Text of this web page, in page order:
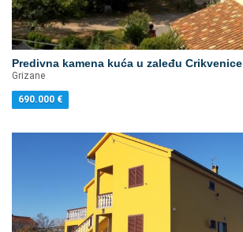
Predivna kamena kuća u zaleđu Crikvenice
Grizane
690.000 €